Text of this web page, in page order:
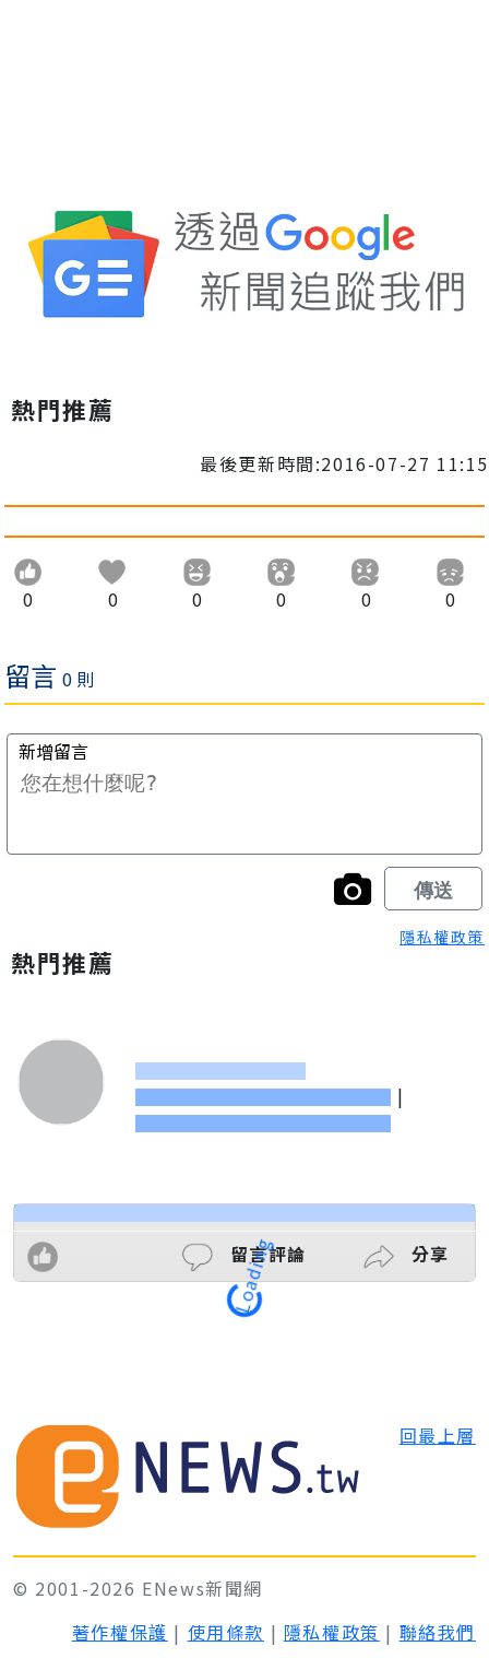
熱門推薦
最後更新時間:2016-07-27 11:15
0 0 0 0 0 0
隱私權政策
熱門推薦
|
留言評論 分享
Loading
回最上層
© 2001-2026 ENews新聞網
著作權保護 | 使用條款 | 隱私權政策 | 聯絡我們